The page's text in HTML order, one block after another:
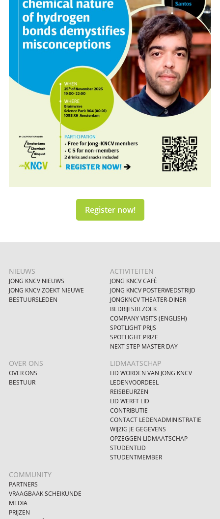
Register now!
NIEUWS
JONG KNCV NIEUWS
JONG KNCV ZOEKT NIEUWE
BESTUURSLEDEN
ACTIVITEITEN
JONG KNCV CAFÉ
JONG KNCV POSTERWEDSTRIJD
JONGKNCV THEATER-DINER
BEDRIJFSBEZOEK
COMPANY VISITS (ENGLISH)
SPOTLIGHT PRIJS
SPOTLIGHT PRIZE
NEXT STEP MASTER DAY
OVER ONS
OVER ONS
BESTUUR
LIDMAATSCHAP
LID WORDEN VAN JONG KNCV
LEDENVOORDEEL
REISBEURZEN
LID WERFT LID
CONTRIBUTIE
CONTACT LEDENADMINISTRATIE
WIJZIG JE GEGEVENS
OPZEGGEN LIDMAATSCHAP
STUDENTLID
STUDENTMEMBER
COMMUNITY
PARTNERS
VRAAGBAAK SCHEIKUNDE
MEDIA
PRIJZEN